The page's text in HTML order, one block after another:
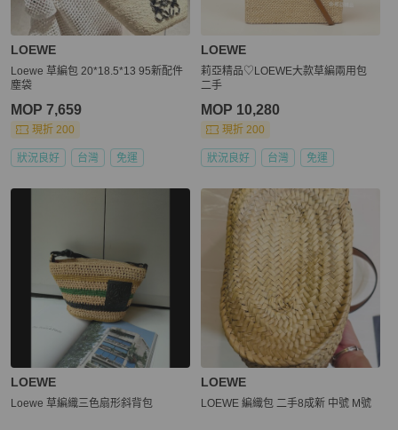
LOEWE
Loewe 草編包 20*18.5*13 95新配件
塵袋
MOP 7,659
現折 200
狀況良好 台灣 免運
LOEWE
莉亞精品♡LOEWE大款草編兩用包
二手
MOP 10,280
現折 200
狀況良好 台灣 免運
LOEWE
Loewe 草編織三色扇形斜背包
LOEWE
LOEWE 編織包 二手8成新 中號 M號